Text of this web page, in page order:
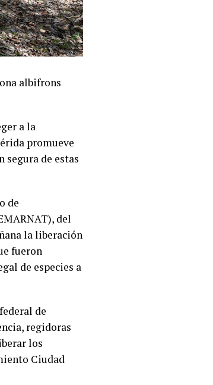
albifrons
a la
promueve
segura de estas
de
del
la liberación
fueron
de especies a
de
regidoras
los
Ciudad